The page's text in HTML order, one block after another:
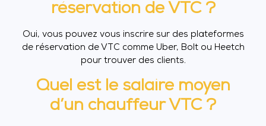
réservation de VTC ?
Oui, vous pouvez vous inscrire sur des plateformes
de réservation de VTC comme Uber, Bolt ou Heetch
pour trouver des clients.
Quel est le salaire moyen
d’un chauffeur VTC ?